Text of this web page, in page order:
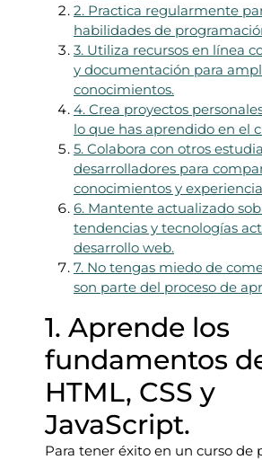
2. Practica regularmente
habilidades de
3. Utiliza recursos en línea
y documentación para
conocimientos.
4. Crea proyectos
lo que has aprendido en el
5. Colabora con otros
desarrolladores para
conocimientos y
6. Mantente actualizado
tendencias y tecnologías
desarrollo web.
7. No tengas miedo de
son parte del proceso de
1. Aprende los
fundamentos
HTML, CSS y
JavaScript.
Para tener éxito en un curso de